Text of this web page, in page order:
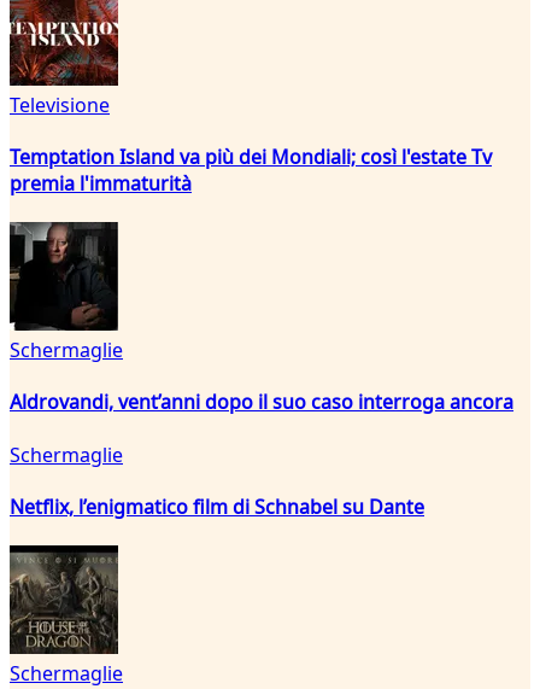
Televisione
Temptation Island va più dei Mondiali; così l'estate Tv
premia l'immaturità
Schermaglie
Aldrovandi, vent’anni dopo il suo caso interroga ancora
Schermaglie
Netflix, l’enigmatico film di Schnabel su Dante
Schermaglie